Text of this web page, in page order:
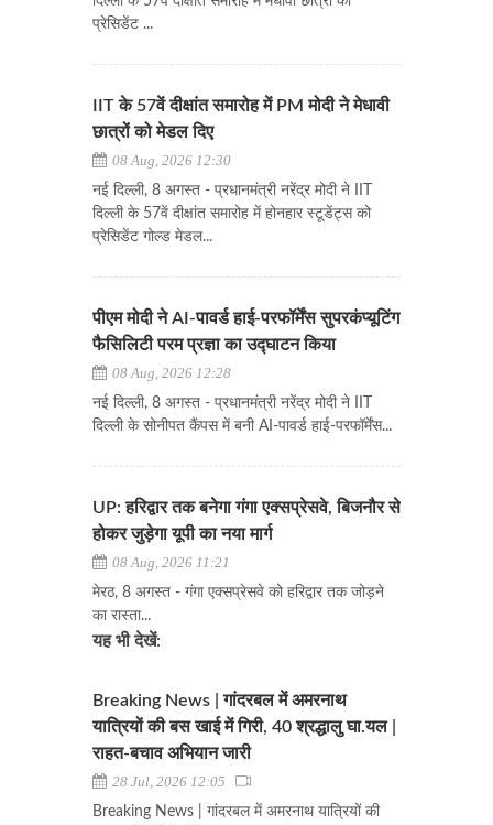
प्रेसिडेंट ...
IIT के 57वें दीक्षांत समारोह में PM मोदी ने मेधावी
छात्रों को मेडल दिए
08 Aug, 2026 12:30
नई दिल्ली, 8 अगस्त - प्रधानमंत्री नरेंद्र मोदी ने IIT
दिल्ली के 57वें दीक्षांत समारोह में होनहार स्टूडेंट्स को
प्रेसिडेंट गोल्ड मेडल...
पीएम मोदी ने AI-पावर्ड हाई-परफॉर्मेंस सुपरकंप्यूटिंग
फैसिलिटी परम प्रज्ञा का उद्घाटन किया
08 Aug, 2026 12:28
नई दिल्ली, 8 अगस्त - प्रधानमंत्री नरेंद्र मोदी ने IIT
दिल्ली के सोनीपत कैंपस में बनी AI-पावर्ड हाई-परफॉर्मेंस...
UP: हरिद्वार तक बनेगा गंगा एक्सप्रेसवे, बिजनौर से
होकर जुड़ेगा यूपी का नया मार्ग
08 Aug, 2026 11:21
मेरठ, 8 अगस्त - गंगा एक्सप्रेसवे को हरिद्वार तक जोड़ने
का रास्ता...
यह भी देखें:
Breaking News | गांदरबल में अमरनाथ
यात्रियों की बस खाई में गिरी, 40 श्रद्धालु घा.यल |
राहत-बचाव अभियान जारी
28 Jul, 2026 12:05
Breaking News | गांदरबल में अमरनाथ यात्रियों की